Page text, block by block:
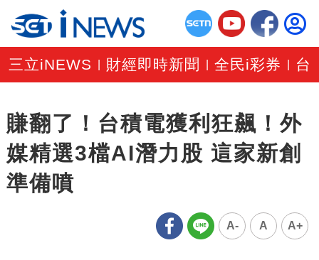
三立iNEWS 財經即時新聞 |全民i彩券 台
賺翻了！台積電獲利狂飆！外
媒精選3檔AI潛力股 這家新創
準備噴
A- A A+